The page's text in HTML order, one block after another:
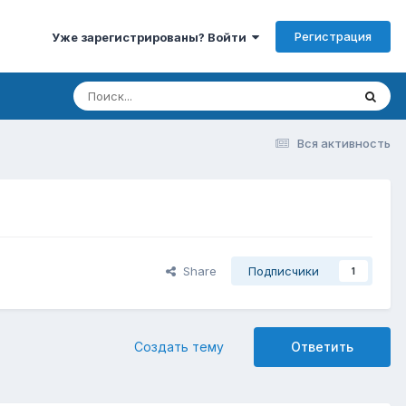
Уже зарегистрированы? Войти Регистрация
Вся активность
Share Подписчики 1
Ответить
Создать тему